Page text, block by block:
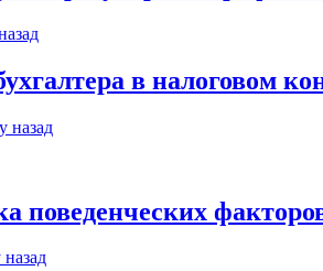
в налоговом
назад
поведенческих